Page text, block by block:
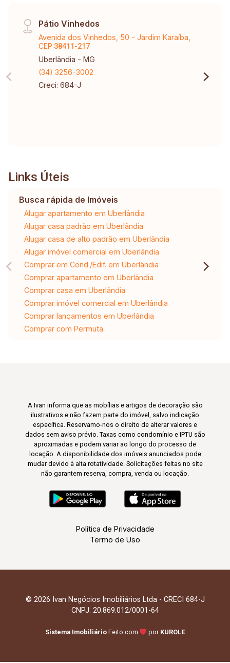
Pátio Vinhedos
Avenida dos Vinhedos, 50 - Jardim Karaíba,
CEP:38411-217
Uberlândia - MG
(34) 3256-3002
Creci: 684-J
Links Úteis
Busca rápida de Imóveis
Alugar apartamento em Uberlândia
Alugar casa padrão em Uberlândia
Alugar casa de alto padrão em Uberlândia
Alugar imóvel comercial em Uberlândia
Comprar em Cond./Edif. em Uberlândia
Comprar apartamento em Uberlândia
Comprar casa em Uberlândia
Comprar imóvel comercial em Uberlândia
Comprar lançamentos em Uberlândia
Comprar com Permuta
A Ivan informa que as mobílias e artigos de decoração são
ilustrativos e não fazem parte do imóvel, salvo indicação
específica. Reservamo-nos o direito de alterar valores e
dados sem aviso prévio. Taxas como condomínio e IPTU são
aproximadas e podem variar ao longo do processo de
locação. A disponibilidade dos imóveis anunciados pode
mudar devido à alta rotatividade. Solicitações feitas no site
não garantem reserva, compra, venda ou locação.
Política de Privacidade
Termo de Uso
© 2026 Ivan Negócios Imobiliários Ltda - CRECI 684-J
CNPJ: 20.869.012/0001-64
Sistema Imobiliário Feito com por KUROLE